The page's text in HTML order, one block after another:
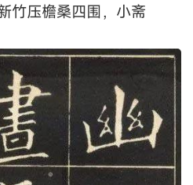
竹压檐桑四围，小斋